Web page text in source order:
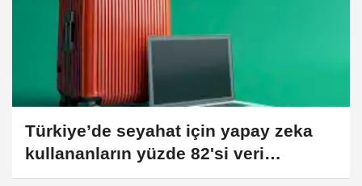
Türkiye’de seyahat için yapay zeka
kullananların yüzde 82'si veri
güvenliğinden endişeli